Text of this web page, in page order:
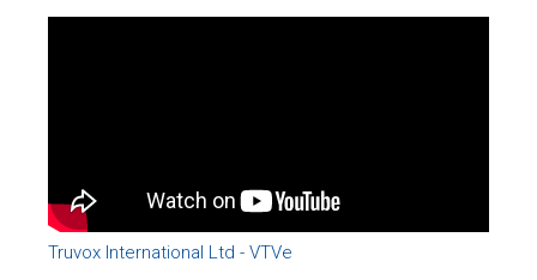
Truvox International Ltd - VTVe